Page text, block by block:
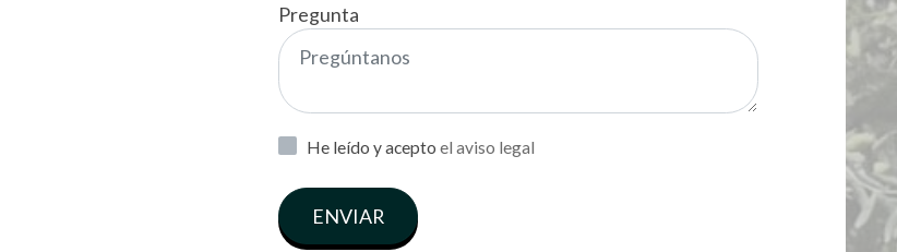
Pregunta
He leído y acepto el aviso legal
ENVIAR